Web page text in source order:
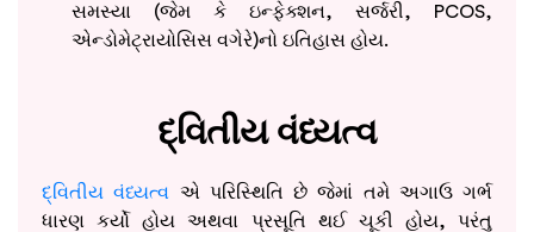
સમસ્યા (જેમ કે ઇન્ફેક્શન, સર્જરી, PCOS,
એન્ડોમેટ્રાયોસિસ વગેરે)નો ઇતિહાસ હોય.
દ્વિતીય વંધ્યત્વ
દ્વિતીય વંધ્યત્વ એ પરિસ્થિતિ છે જેમાં તમે અગાઉ ગર્ભ
ધારણ કર્યો હોય અથવા પ્રસૂતિ થઈ ચૂકી હોય, પરંતુ